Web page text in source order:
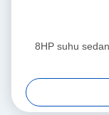
8HP suhu